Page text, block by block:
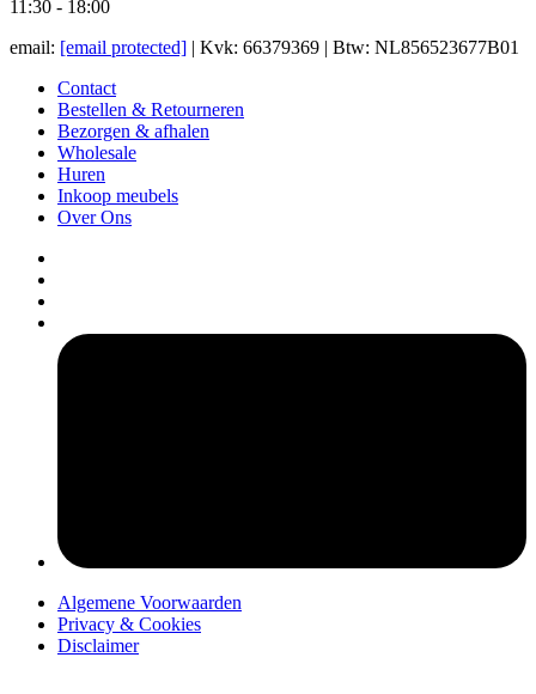
11:30 - 18:00
email: [email protected] | Kvk: 66379369 | Btw: NL856523677B01
Contact
Bestellen & Retourneren
Bezorgen & afhalen
Wholesale
Huren
Inkoop meubels
Over Ons
Algemene Voorwaarden
Privacy & Cookies
Disclaimer